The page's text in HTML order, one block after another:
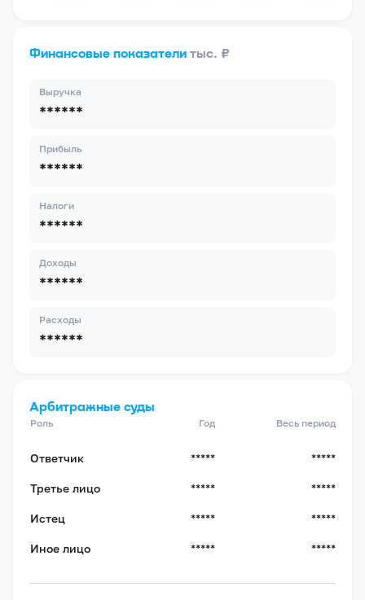
Финансовые показатели тыс. ₽
Выручка
******
Прибыль
******
Налоги
******
Доходы
******
Расходы
******
Арбитражные суды
Роль Год Весь период
Ответчик ***** *****
Третье лицо ***** *****
Истец ***** *****
Иное лицо ***** *****